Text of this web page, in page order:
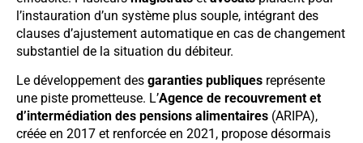
l’instauration d’un système plus souple, intégrant des
clauses d’ajustement automatique en cas de changement
substantiel de la situation du débiteur.
Le développement des garanties publiques représente
une piste prometteuse. L’Agence de recouvrement et
d’intermédiation des pensions alimentaires (ARIPA),
créée en 2017 et renforcée en 2021, propose désormais